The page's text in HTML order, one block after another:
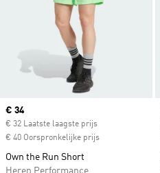
Current price
€ 34
€ 32 Laatste laagste prijs
€ 40 Oorspronkelijke prijs
Own the Run Short
Heren Performance